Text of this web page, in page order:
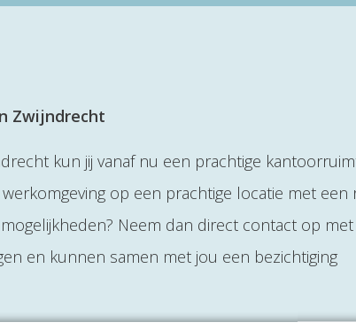
Zwijndrecht
kun jij vanaf nu een prachtige
op een prachtige locatie met een
Neem dan direct contact op
en kunnen samen met jou een bezichtiging